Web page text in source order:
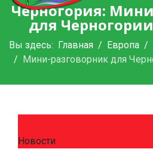
Черногория:
для
Вы здесь: Главная Европа
Мини-разговорник для
Новости